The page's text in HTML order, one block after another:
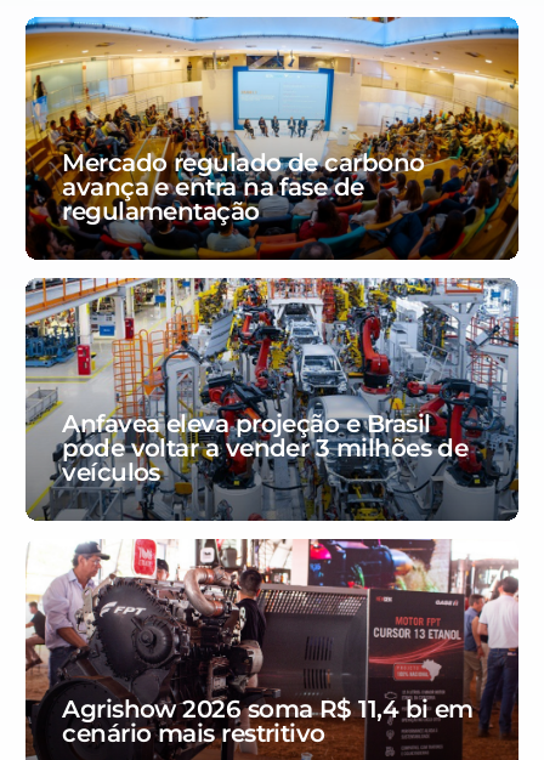
Mercado regulado de carbono
avança e entra na fase de
regulamentação
Anfavea eleva projeção e Brasil
pode voltar a vender 3 milhões de
veículos
Agrishow 2026 soma R$ 11,4 bi em
cenário mais restritivo